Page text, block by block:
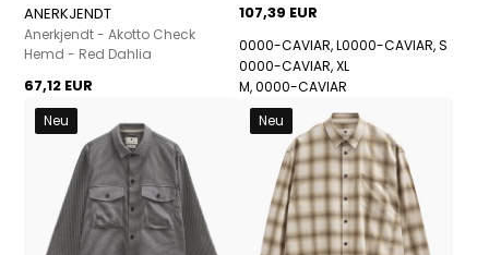
ANERKJENDT
Anerkjendt - Akotto Check
Hemd - Red Dahlia
67,12 EUR
107,39 EUR
0000-CAVIAR, L0000-CAVIAR, S
0000-CAVIAR, XL
M, 0000-CAVIAR
Neu
Neu